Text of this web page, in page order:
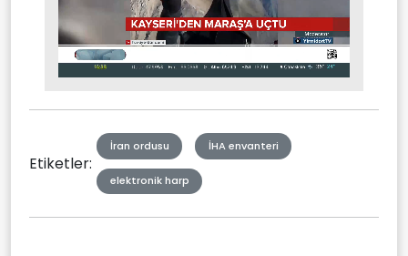
Mute Stream
Etiketler:
İran ordusu İHA envanteri
elektronik harp